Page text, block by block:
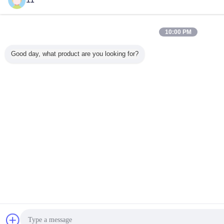
10:00 PM
Good day, what product are you looking for?